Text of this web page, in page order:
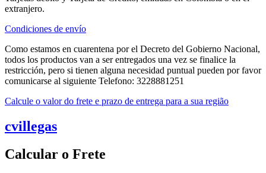
extranjero.
Condiciones de envío
Como estamos en cuarentena por el Decreto del Gobierno Nacional,
todos los productos van a ser entregados una vez se finalice la
restricción, pero si tienen alguna necesidad puntual pueden por favor
comunicarse al siguiente Telefono: 3228881251
Calcule o valor do frete e prazo de entrega para a sua região
cvillegas
Calcular o Frete